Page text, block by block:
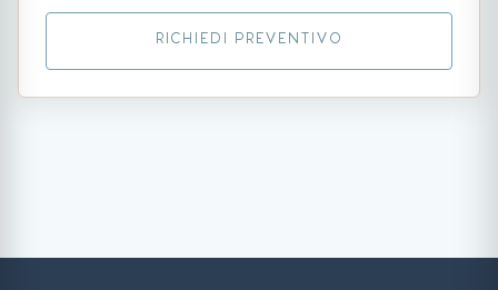
RICHIEDI PREVENTIVO